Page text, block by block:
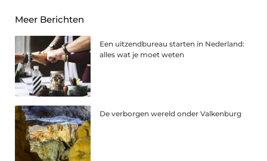
Meer Berichten
Een uitzendbureau starten in Nederland:
alles wat je moet weten
De verborgen wereld onder Valkenburg